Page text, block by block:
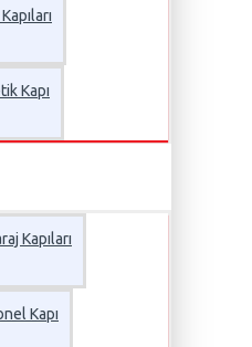
Kapı
Kapıları
Kapı